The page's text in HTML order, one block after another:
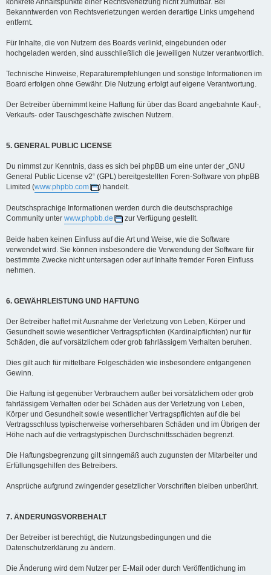
konkrete Anhaltspunkte einer Rechtsverletzung nicht zumutbar. Bei
Bekanntwerden von Rechtsverletzungen werden derartige Links umgehend
entfernt.
Für Inhalte, die von Nutzern des Boards verlinkt, eingebunden oder
hochgeladen werden, sind ausschließlich die jeweiligen Nutzer verantwortlich.
Technische Hinweise, Reparaturempfehlungen und sonstige Informationen im
Board erfolgen ohne Gewähr. Die Nutzung erfolgt auf eigene Verantwortung.
Der Betreiber übernimmt keine Haftung für über das Board angebahnte Kauf-,
Verkaufs- oder Tauschgeschäfte zwischen Nutzern.
5. GENERAL PUBLIC LICENSE
Du nimmst zur Kenntnis, dass es sich bei phpBB um eine unter der „GNU
General Public License v2“ (GPL) bereitgestellten Foren-Software von phpBB
Limited (www.phpbb.com ) handelt.
Deutschsprachige Informationen werden durch die deutschsprachige
Community unter www.phpbb.de zur Verfügung gestellt.
Beide haben keinen Einfluss auf die Art und Weise, wie die Software
verwendet wird. Sie können insbesondere die Verwendung der Software für
bestimmte Zwecke nicht untersagen oder auf Inhalte fremder Foren Einfluss
nehmen.
6. GEWÄHRLEISTUNG UND HAFTUNG
Der Betreiber haftet mit Ausnahme der Verletzung von Leben, Körper und
Gesundheit sowie wesentlicher Vertragspflichten (Kardinalpflichten) nur für
Schäden, die auf vorsätzlichem oder grob fahrlässigem Verhalten beruhen.
Dies gilt auch für mittelbare Folgeschäden wie insbesondere entgangenen
Gewinn.
Die Haftung ist gegenüber Verbrauchern außer bei vorsätzlichem oder grob
fahrlässigem Verhalten oder bei Schäden aus der Verletzung von Leben,
Körper und Gesundheit sowie wesentlicher Vertragspflichten auf die bei
Vertragsschluss typischerweise vorhersehbaren Schäden und im Übrigen der
Höhe nach auf die vertragstypischen Durchschnittsschäden begrenzt.
Die Haftungsbegrenzung gilt sinngemäß auch zugunsten der Mitarbeiter und
Erfüllungsgehilfen des Betreibers.
Ansprüche aufgrund zwingender gesetzlicher Vorschriften bleiben unberührt.
7. ÄNDERUNGSVORBEHALT
Der Betreiber ist berechtigt, die Nutzungsbedingungen und die
Datenschutzerklärung zu ändern.
Die Änderung wird dem Nutzer per E-Mail oder durch Veröffentlichung im